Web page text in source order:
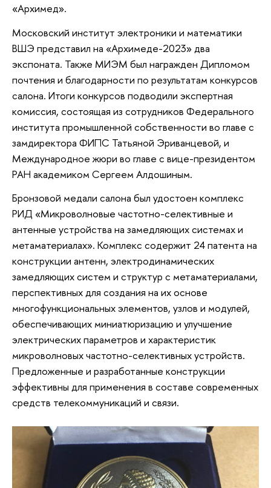
«Архимед».
Московский институт электроники и математики
ВШЭ представил на «Архимеде-2023» два
экспоната. Также МИЭМ был награжден Дипломом
почтения и благодарности по результатам конкурсов
салона. Итоги конкурсов подводили экспертная
комиссия, состоящая из сотрудников Федерального
института промышленной собственности во главе с
замдиректора ФИПС Татьяной Эриванцевой, и
Международное жюри во главе с вице-президентом
РАН академиком Сергеем Алдошиным.
Бронзовой медали салона был удостоен комплекс
РИД «Микроволновые частотно-селективные и
антенные устройства на замедляющих системах и
метаматериалах». Комплекс содержит 24 патента на
конструкции антенн, электродинамических
замедляющих систем и структур с метаматериалами,
перспективных для создания на их основе
многофункциональных элементов, узлов и модулей,
обеспечивающих миниатюризацию и улучшение
электрических параметров и характеристик
микроволновых частотно-селективных устройств.
Предложенные и разработанные конструкции
эффективны для применения в составе современных
средств телекоммуникаций и связи.